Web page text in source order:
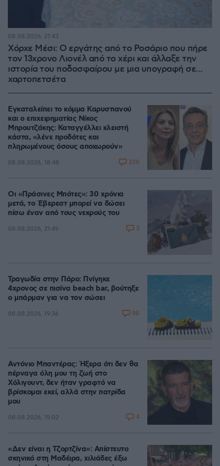
Χόρχε Μέσι: Ο εργάτης από το Ροσάριο που πήρε
τον 13χρονο Λιονέλ από το χέρι και άλλαξε την
ιστορία του ποδοσφαίρου με μια υπογραφή σε...
χαρτοπετσέτα
08.08.2026, 21:43
Εγκαταλείπει το κόμμα Καρυστιανού
και ο επιχειρηματίας Νίκος
Μπρουτζάκης: Καταγγέλλει κλειστή
κάστα, «λένε προδότες και
πληρωμένους όσους αποχωρούν»
08.08.2026, 18:48 220
Οι «Πράσινες Μπότες»: 30 χρόνια
μετά, το Έβερεστ μπορεί να δώσει
πίσω έναν από τους νεκρούς του
08.08.2026, 21:49 3
Τραγωδία στην Πάρο: Πνίγηκε
4χρονος σε πισίνα beach bar, βούτηξε
ο μπάρμαν για να τον σώσει
08.08.2026, 19:36 98
Αντόνιο Μπαντέρας: Ήξερα ότι δεν θα
πέρναγα όλη μου τη ζωή στο
Χόλιγουντ, δεν ήταν γραφτό να
βρίσκομαι εκεί, αλλά στην πατρίδα
μου
08.08.2026, 15:02 4
«Δεν είναι η Τζορτζίνα»: Απίστευτο
σκηνικό στη Μαδέιρα, χιλιάδες έξω